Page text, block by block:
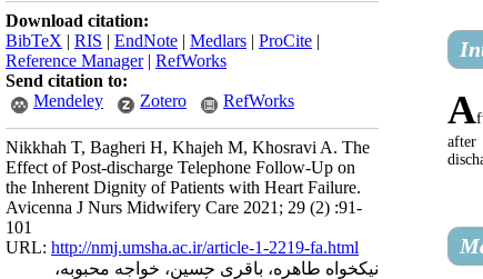
Download citation:
BibTeX | RIS | EndNote | Medlars | ProCite |
Reference Manager| RefWorks
Send citation to:
Mendeley
Zotero RefWorks
Nikkhah T, Bagheri H, Khajeh M, Khosravi A. The
Effect of Post-discharge Telephone Follow-Up on
the Inherent Dignity of Patients with Heart Failure.
Avicenna J Nurs Midwifery Care 2021; 29 (2) :91-
101
URL: http://nmj.umsha.ac.ir/article-1-2219-fa.html
نیکخواه طاهره، باقری حسین، خواجه محبوبه،
A
after